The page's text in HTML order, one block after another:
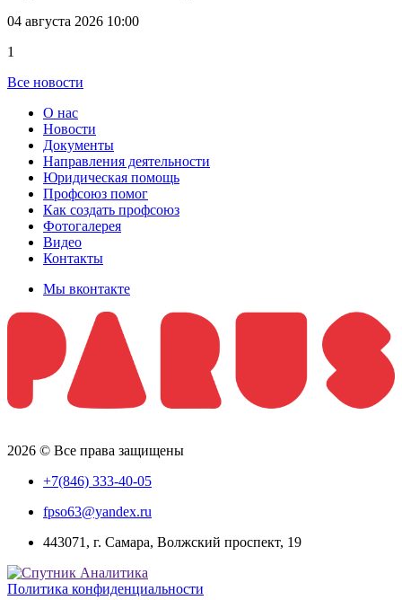
04 августа 2026 10:00
1
Все новости
О нас
Новости
Документы
Направления деятельности
Юридическая помощь
Профсоюз помог
Как создать профсоюз
Фотогалерея
Видео
Контакты
Мы вконтакте
2026 © Все права защищены
+7(846) 333-40-05
fpso63@yandex.ru
443071, г. Самара, Волжский проспект, 19
Политика конфиденциальности